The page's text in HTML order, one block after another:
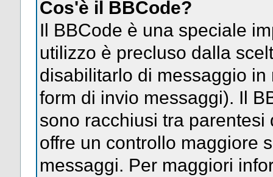
Cos'è il BBCode?
Il BBCode è una speciale
utilizzo è precluso dalla
disabilitarlo di messaggio
form di invio messaggi). Il
sono racchiusi tra
offre un controllo maggiore
messaggi. Per maggiori